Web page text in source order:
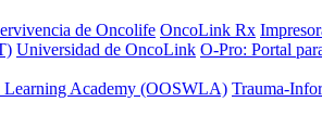
de Oncolife OncoLink Rx
Universidad de OncoLink O-Pro: Portal
Academy (OOSWLA) Trauma-